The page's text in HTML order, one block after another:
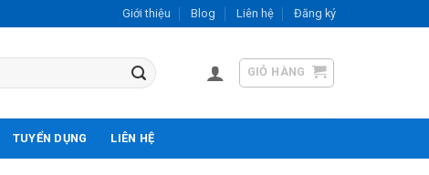
Giới thiệu Blog Liên hệ Đăng ký
GIỎ HÀNG
TUYỂN DỤNG LIÊN HỆ